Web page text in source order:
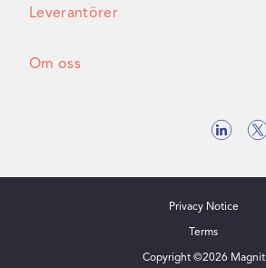
Leverantörer
Om oss
Copyright ©2026 Magnit
Privacy Notice
Terms